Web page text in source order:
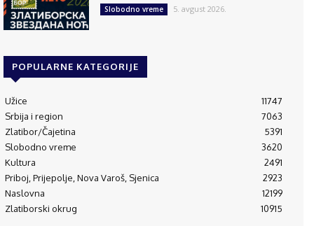
Slobodno vreme 5. avgust 2026.
POPULARNE KATEGORIJE
Užice
11747
Srbija i region
7063
Zlatibor/Čajetina
5391
Slobodno vreme
3620
Kultura
2491
Priboj, Prijepolje, Nova Varoš, Sjenica
2923
Naslovna
12199
Zlatiborski okrug
10915